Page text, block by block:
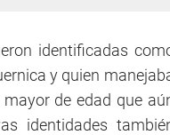
identificadas
y quien
de edad que
identidades